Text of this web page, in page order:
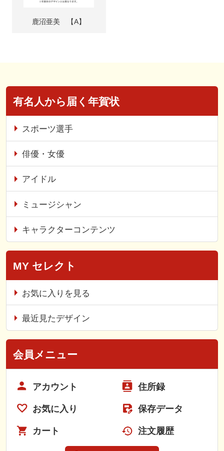
鹿沼亜美 【A】
有名人から届く年賀状
スポーツ選手
俳優・女優
アイドル
ミュージシャン
キャラクターコンテンツ
MY セレクト
お気に入りを見る
最近見たデザイン
会員メニュー
アカウント 住所録
お気に入り 保存データ
カート 注文履歴